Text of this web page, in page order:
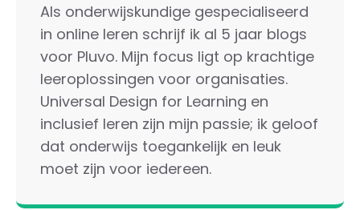
Als onderwijskundige gespecialiseerd
in online leren schrijf ik al 5 jaar blogs
voor Pluvo. Mijn focus ligt op krachtige
leeroplossingen voor organisaties.
Universal Design for Learning en
inclusief leren zijn mijn passie; ik geloof
dat onderwijs toegankelijk en leuk
moet zijn voor iedereen.